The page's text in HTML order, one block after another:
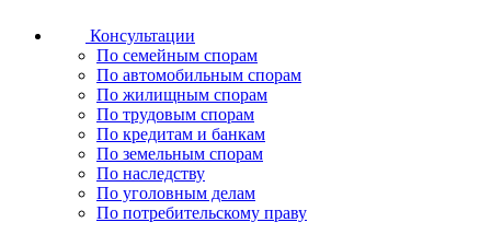
Консультации
По семейным спорам
По автомобильным спорам
По жилищным спорам
По трудовым спорам
По кредитам и банкам
По земельным спорам
По наследству
По уголовным делам
По потребительскому праву